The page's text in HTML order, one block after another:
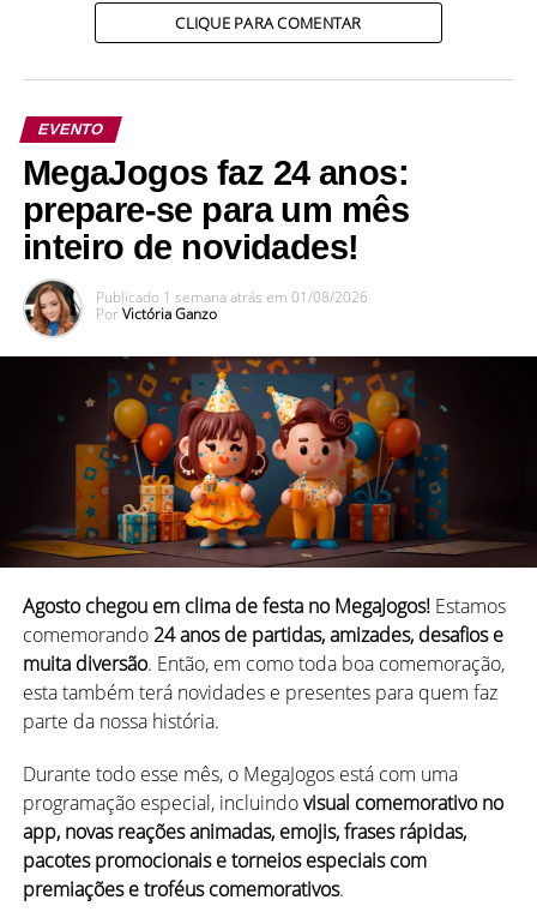
😜 Reações animadas inéditas
Tem Carnaval no jogo, então tem emoção nova na mesa!
Nesta edição, chegam ao Megatrês novas reações
animadasexclusivas, perfeitas pra mandar aquele recado
divertido pro parceiro (ou o oponente!).
CLIQUE PARA COMENTAR
EVENTO
MegaJogos faz 24 anos:
prepare-se para um mês
inteiro de novidades!
Publicado 1 semana atrás em 01/08/2026
Por Victória Ganzo
Agosto chegou em clima de festa no MegaJogos!Estamos
comemorando24 anos de partidas, amizades, desafios e
muita diversão. Então, em como toda boa comemoração,
esta também terá novidades e presentes para quem faz
parte da nossa história.
Durante todo esse mês, o MegaJogos está com uma
programação especial, incluindovisual comemorativo no
app, novas reações animadas, emojis, frases rápidas,
pacotes promocionais e torneios especiais com
premiações e troféus comemorativos.